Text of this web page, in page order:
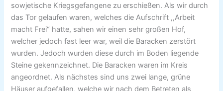
sowjetische Kriegsgefangene zu erschießen. Als wir durch
das Tor gelaufen waren, welches die Aufschrift ,,Arbeit
macht Frei“ hatte, sahen wir einen sehr großen Hof,
welcher jedoch fast leer war, weil die Baracken zerstört
wurden. Jedoch wurden diese durch im Boden liegende
Steine gekennzeichnet. Die Baracken waren im Kreis
angeordnet. Als nächstes sind uns zwei lange, grüne
Häuser aufgefallen, welche wir nach dem Betreten als